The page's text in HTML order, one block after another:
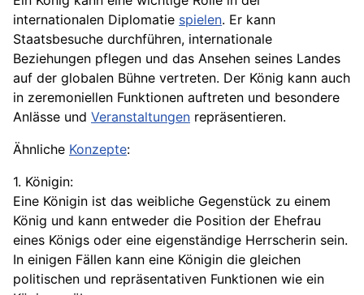
internationalen Diplomatie spielen. Er kann
Staatsbesuche durchführen, internationale
Beziehungen pflegen und das Ansehen seines Landes
auf der globalen Bühne vertreten. Der König kann auch
in zeremoniellen Funktionen auftreten und besondere
Anlässe und Veranstaltungen repräsentieren.
Ähnliche Konzepte:
1. Königin:
Eine Königin ist das weibliche Gegenstück zu einem
König und kann entweder die Position der Ehefrau
eines Königs oder eine eigenständige Herrscherin sein.
In einigen Fällen kann eine Königin die gleichen
politischen und repräsentativen Funktionen wie ein